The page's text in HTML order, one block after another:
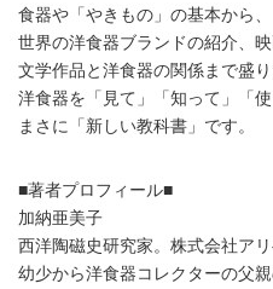
食器や「やきもの」の基本から、
世界の洋食器ブランドの紹介、
文学作品と洋食器の関係まで盛り
洋食器を「見て」「知って」「使
まさに「新しい教科書」です。
■著者プロフィール■
加納亜美子
西洋陶磁史研究家。株式会社アリ
幼少から洋食器コレクターの父親